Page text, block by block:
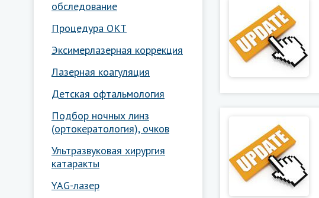
обследование
Процедура ОКТ
Эксимерлазерная коррекция
Лазерная коагуляция
Детская офтальмология
Подбор ночных линз
(ортокератология), очков
Ультразвуковая хирургия
катаракты
YAG-лазер